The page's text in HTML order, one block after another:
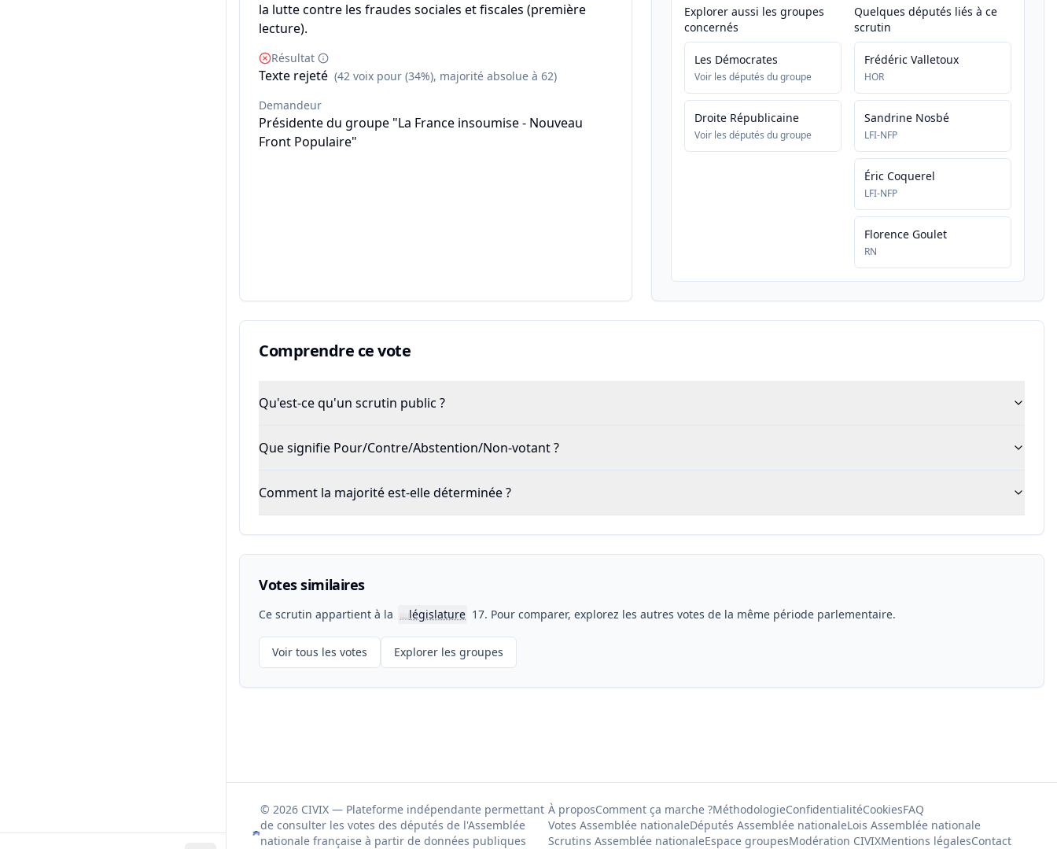
la lutte contre les fraudes sociales et fiscales (première
lecture).
Résultat
Texte rejeté (42 voix pour (34%), majorité absolue à 62)
Demandeur
Présidente du groupe "La France insoumise - Nouveau
Front Populaire"
Explorer aussi les groupes
concernés
Les Démocrates
Voir les députés du groupe
Droite Républicaine
Voir les députés du groupe
Quelques députés liés à ce
scrutin
Frédéric Valletoux
HOR
Sandrine Nosbé
LFI-NFP
Éric Coquerel
LFI-NFP
Florence Goulet
RN
Comprendre ce vote
Qu'est-ce qu'un scrutin public ?
Que signifie Pour/Contre/Abstention/Non-votant ?
Comment la majorité est-elle déterminée ?
Votes similaires
Ce scrutin appartient à la 📖législature 17. Pour comparer, explorez les autres votes de la même période parlementaire.
Voir tous les votes Explorer les groupes
© 2026 CIVIX — Plateforme indépendante permettant
de consulter les votes des députés de l'Assemblée
nationale française à partir de données publiques
À proposComment ça marche ?MéthodologieConfidentialitéCookiesFAQ
Votes Assemblée nationaleDéputés Assemblée nationaleLois Assemblée nationale
Scrutins Assemblée nationaleEspace groupesModération CIVIXMentions légalesContact